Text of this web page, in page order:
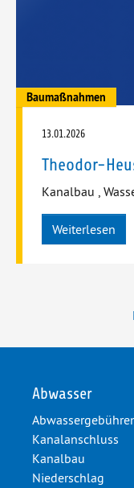
Baumaßnahmen
Theodor-
13.01.2026
Kanalbau ,
Weiterlesen
Abwasser
Kanalanschluss
Kanalbau
Niederschlag